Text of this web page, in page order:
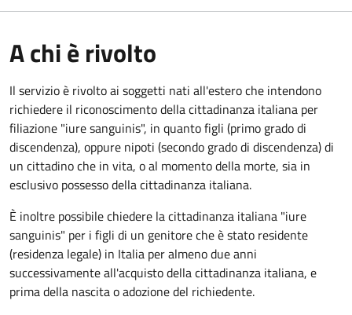
A chi è rivolto
Il servizio è rivolto ai soggetti nati all'estero che intendono
richiedere il riconoscimento della cittadinanza italiana per
filiazione "iure sanguinis", in quanto figli (primo grado di
discendenza), oppure nipoti (secondo grado di discendenza) di
un cittadino che in vita, o al momento della morte, sia in
esclusivo possesso della cittadinanza italiana.
È inoltre possibile chiedere la cittadinanza italiana "iure
sanguinis" per i figli di un genitore che è stato residente
(residenza legale) in Italia per almeno due anni
successivamente all'acquisto della cittadinanza italiana, e
prima della nascita o adozione del richiedente.